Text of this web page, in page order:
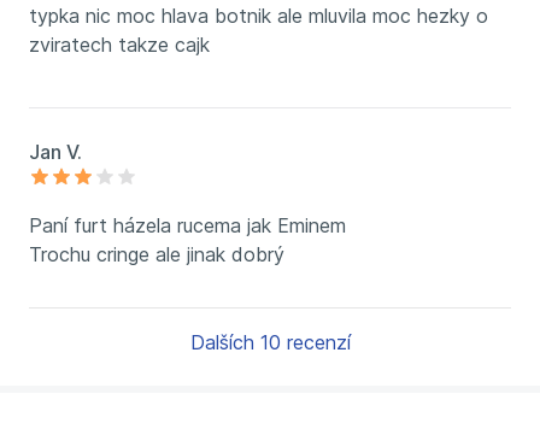
typka nic moc hlava botnik ale mluvila moc hezky o
zviratech takze cajk
Jan V.
Paní furt házela rucema jak Eminem
Trochu cringe ale jinak dobrý
Dalších 10 recenzí